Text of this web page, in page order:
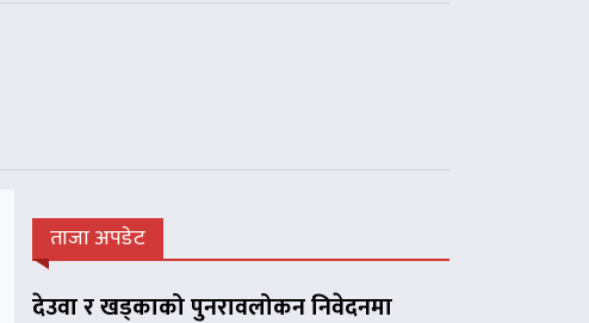
ताजा अपडेट
देउवा र खड्काको पुनरावलोकन निवेदनमा